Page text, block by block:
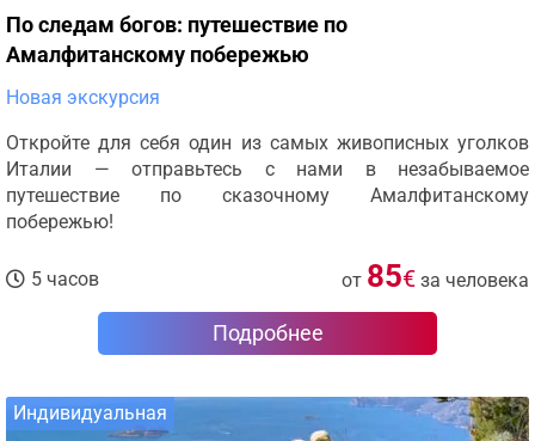
По следам богов: путешествие по
Амалфитанскому побережью
Новая экскурсия
Откройте для себя один из самых живописных уголков
Италии — отправьтесь с нами в незабываемое
путешествие по сказочному Амалфитанскому
побережью!
5 часов от 85€ за человека
Подробнее
Индивидуальная